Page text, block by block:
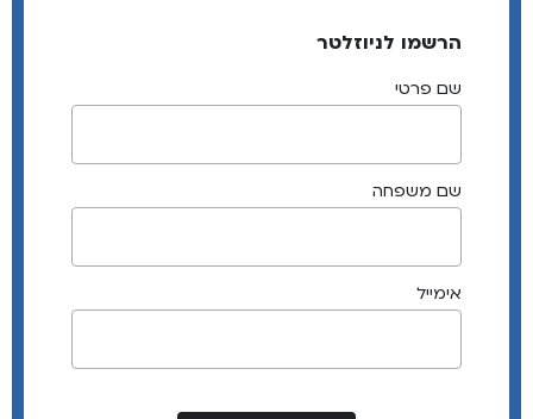
הרשמו לניוזלטר
שם פרטי
שם משפחה
אימייל